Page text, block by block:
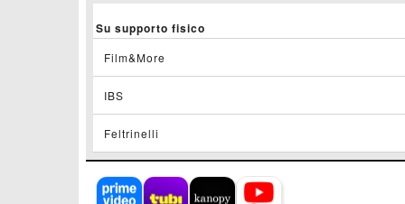
Su supporto fisico
Film&More
IBS
Feltrinelli